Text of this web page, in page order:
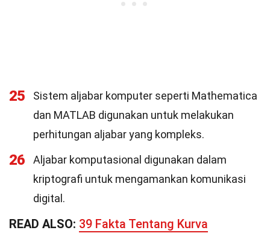
25
Sistem aljabar komputer seperti Mathematica
dan MATLAB digunakan untuk melakukan
perhitungan aljabar yang kompleks.
26
Aljabar komputasional digunakan dalam
kriptografi untuk mengamankan komunikasi
digital.
READ ALSO: 39 Fakta Tentang Kurva